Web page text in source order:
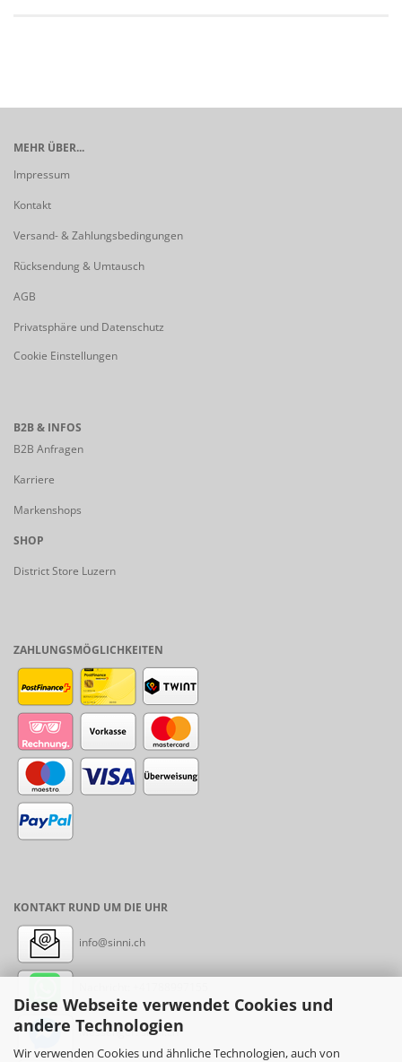
Diese Webseite verwendet Cookies und
andere Technologien
Wir verwenden Cookies und ähnliche Technologien, auch von
MEHR ÜBER...
Impressum
Kontakt
Versand- & Zahlungsbedingungen
Rücksendung & Umtausch
AGB
Privatsphäre und Datenschutz
Cookie Einstellungen
B2B & INFOS
B2B Anfragen
Karriere
Markenshops
SHOP
District Store Luzern
ZAHLUNGSMÖGLICHKEITEN
KONTAKT RUND UM DIE UHR
info@sinni.ch
Messenger: sinni.ch